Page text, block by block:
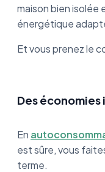
maison bien
énergétique
Et vous prenez le
Des
En
est sûre, vous
terme.